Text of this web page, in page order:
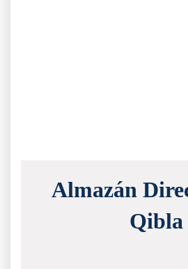
Almazán
Qibla